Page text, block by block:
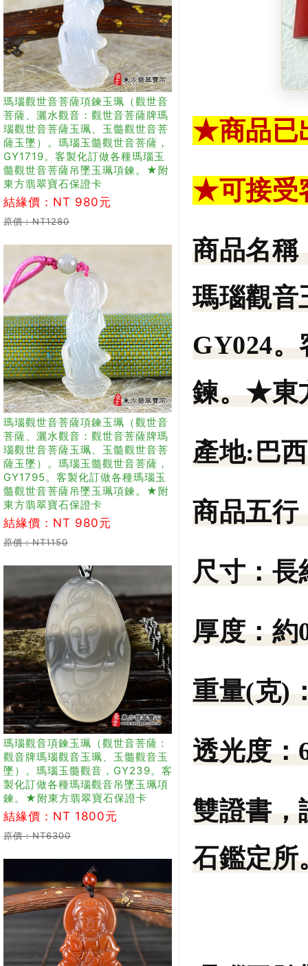
瑪瑙觀世音菩薩項鍊玉珮（觀世音
菩薩、灑水觀音：觀世音菩薩牌瑪
瑙觀世音菩薩玉珮、玉髓觀世音菩
薩玉墜）。瑪瑙玉髓觀世音菩薩，
GY1719。客製化訂做各種瑪瑙玉
髓觀世音菩薩吊墜玉珮項鍊。★附
東方翡翠寶石保證卡
結緣價：NT 980元
原價：NT1280
瑪瑙觀世音菩薩項鍊玉珮（觀世音
菩薩、灑水觀音：觀世音菩薩牌瑪
瑙觀世音菩薩玉珮、玉髓觀世音菩
薩玉墜）。瑪瑙玉髓觀世音菩薩，
GY1795。客製化訂做各種瑪瑙玉
髓觀世音菩薩吊墜玉珮項鍊。★附
東方翡翠寶石保證卡
結緣價：NT 980元
原價：NT1150
瑪瑙觀音項鍊玉珮（觀世音菩薩：
觀音牌瑪瑙觀音玉珮、玉髓觀音玉
墜）。瑪瑙玉髓觀音，GY239。客
製化訂做各種瑪瑙觀音吊墜玉珮項
鍊。★附東方翡翠寶石保證卡
結緣價：NT 1800元
原價：NT6300
★商品已
★可接受
商品名稱
瑪瑙觀音
GY024
鍊。★東
產地:巴
商品五行
尺寸： 長
厚度： 約
重量(克)
透光度：
雙證書，
石鑑定所